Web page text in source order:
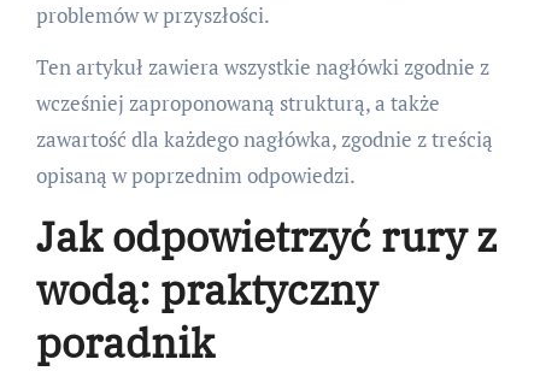
problemów w przyszłości.
Ten artykuł zawiera wszystkie nagłówki zgodnie z
wcześniej zaproponowaną strukturą, a także
zawartość dla każdego nagłówka, zgodnie z treścią
opisaną w poprzednim odpowiedzi.
Jak odpowietrzyć rury z
wodą: praktyczny
poradnik